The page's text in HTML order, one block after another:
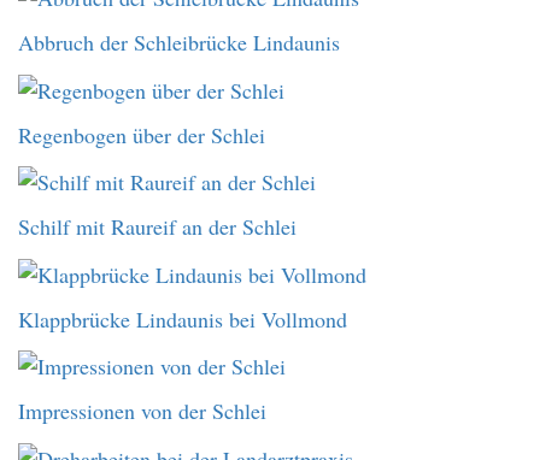
Abbruch der Schleibrücke Lindaunis
Regenbogen über der Schlei
Schilf mit Raureif an der Schlei
Klappbrücke Lindaunis bei Vollmond
Impressionen von der Schlei